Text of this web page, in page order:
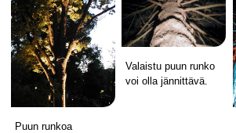
Puun runkoa
Valaistu puun runko
voi olla jännittävä.